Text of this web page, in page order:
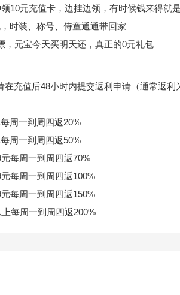
10元充值卡，边挂边领，有时候钱来得就
时装、称号、侍童通通带回家
，元宝今天买明天还，真正的0元礼包
充值后48小时内提交返利申请（通常返利
周一到周四返20%
周一到周四返50%
每周一到周四返70%
每周一到周四返100%
每周一到周四返150%
每周一到周四返200%